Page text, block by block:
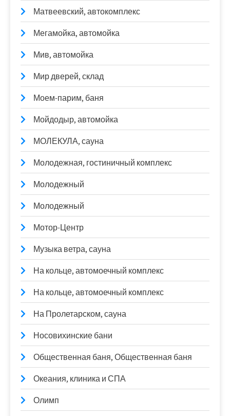
Матвеевский, автокомплекс
Мегамойка, автомойка
Мив, автомойка
Мир дверей, склад
Моем-парим, баня
Мойдодыр, автомойка
МОЛЕКУЛА, сауна
Молодежная, гостиничный комплекс
Молодежный
Молодежный
Мотор-Центр
Музыка ветра, сауна
На кольце, автомоечный комплекс
На кольце, автомоечный комплекс
На Пролетарском, сауна
Носовихинские бани
Общественная баня, Общественная баня
Океания, клиника и СПА
Олимп